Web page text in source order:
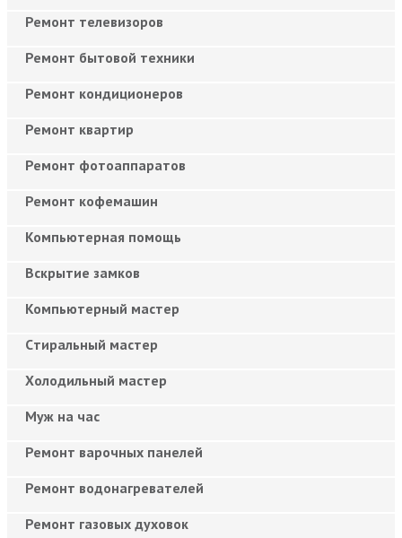
Ремонт телевизоров
Ремонт бытовой техники
Ремонт кондиционеров
Ремонт квартир
Ремонт фотоаппаратов
Ремонт кофемашин
Компьютерная помощь
Вскрытие замков
Компьютерный мастер
Cтиральный мастер
Холодильный мастер
Муж на час
Ремонт варочных панелей
Ремонт водонагревателей
Ремонт газовых духовок